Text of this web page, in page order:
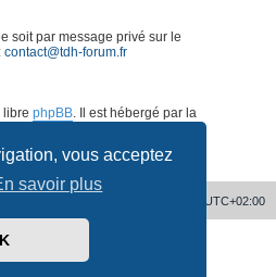
vous acceptez
savoir plus
soit par message privé sur le
contact@tdh-forum.fr
libre phpBB. Il est hébergé par la
UTC+02:00
® Forum Software © phpBB Limited
phpBB-fr.com